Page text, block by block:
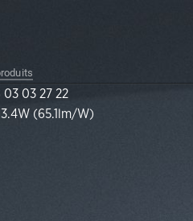
03 03 27 22
(65.1lm/W)